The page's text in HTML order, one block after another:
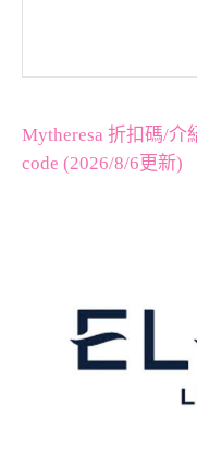
Mytheresa 折扣碼/介
code (2026/8/6更新)